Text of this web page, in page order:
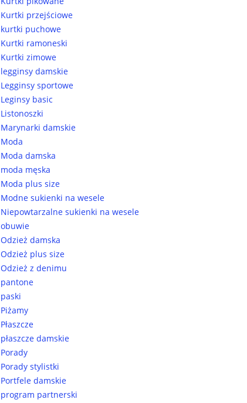
Kurtki przejściowe
kurtki puchowe
Kurtki ramoneski
Kurtki zimowe
legginsy damskie
Legginsy sportowe
Leginsy basic
Listonoszki
Marynarki damskie
Moda
Moda damska
moda męska
Moda plus size
Modne sukienki na wesele
Niepowtarzalne sukienki na wesele
obuwie
Odzież damska
Odzież plus size
Odzież z denimu
pantone
paski
Piżamy
Płaszcze
płaszcze damskie
Porady
Porady stylistki
Portfele damskie
program partnerski